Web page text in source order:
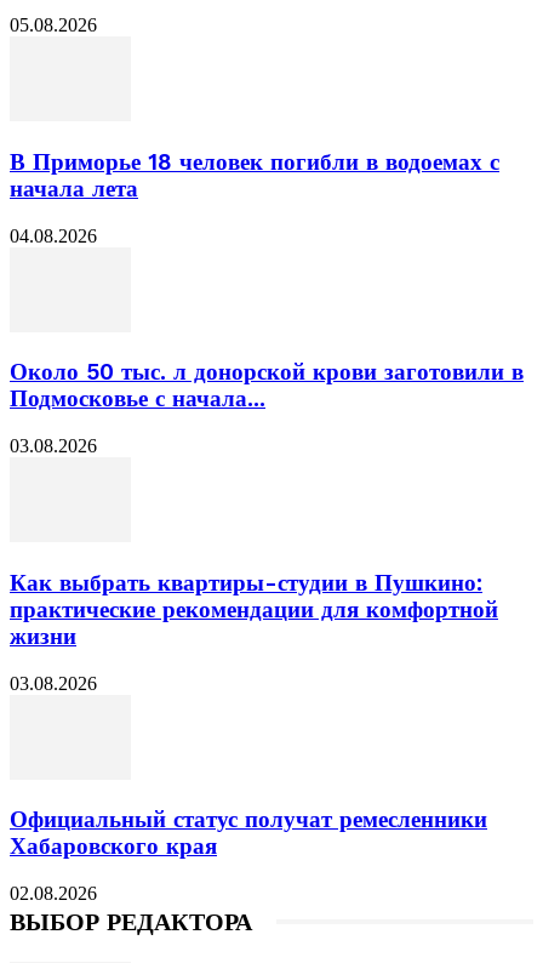
05.08.2026
В Приморье 18 человек погибли в водоемах с
начала лета
04.08.2026
Около 50 тыс. л донорской крови заготовили в
Подмосковье с начала...
03.08.2026
Как выбрать квартиры-студии в Пушкино:
практические рекомендации для комфортной
жизни
03.08.2026
Официальный статус получат ремесленники
Хабаровского края
02.08.2026
ВЫБОР РЕДАКТОРА